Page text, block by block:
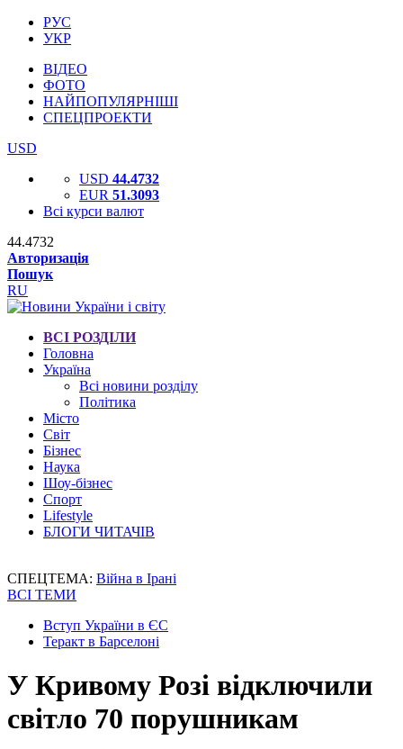
РУС
УКР
ВІДЕО
ФОТО
НАЙПОПУЛЯРНІШІ
СПЕЦПРОЕКТИ
USD
USD 44.4732
EUR 51.3093
Всі курси валют
44.4732
Авторизація
Пошук
RU
ВСІ РОЗДІЛИ
Головна
Україна
Всі новини розділу
Політика
Місто
Світ
Бізнес
Наука
Шоу-бізнес
Спорт
Lifestyle
БЛОГИ ЧИТАЧІВ
СПЕЦТЕМА: Війна в Ірані
ВСІ ТЕМИ
Вступ України в ЄС
Теракт в Барселоні
У Кривому Розі відключили
світло 70 порушникам